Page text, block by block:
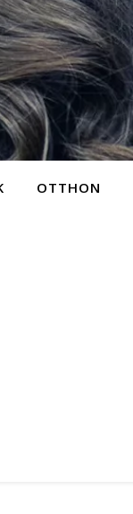
OTTHON